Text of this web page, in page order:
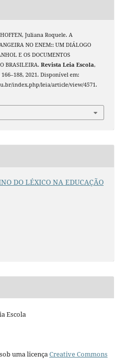
Juliana Roquele. A
NO ENEM:: UM DIÁLOGO
E OS DOCUMENTOS
BRASILEIRA. Revista Leia Escola,
2021. Disponível em:
index.php/leia/article/view/4571.
DO LÉXICO NA EDUCAÇÃO
Escola
uma licençaCreative Commons